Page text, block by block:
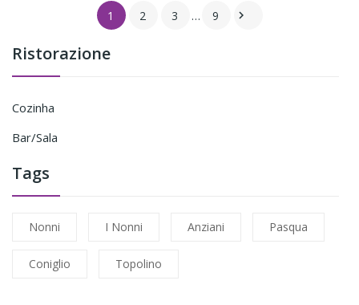
Ristorazione
Cozinha
Bar/Sala
Tags
Nonni I Nonni Anziani Pasqua
Coniglio Topolino
1 2 3 … 9 